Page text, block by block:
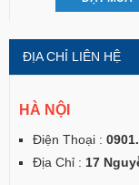
ĐỊA CHỈ LIÊN HỆ
HÀ NỘI
Điện Thoại :
Địa Chỉ : 17